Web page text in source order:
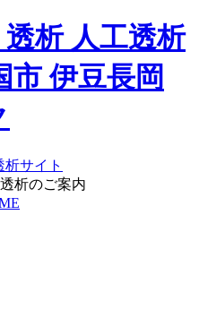
析 人工透析
市 伊豆長岡
透析のご案内